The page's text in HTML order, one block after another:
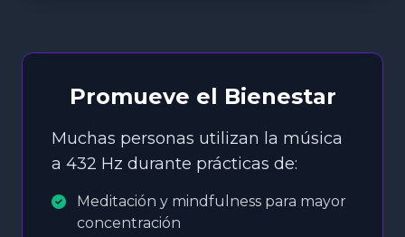
Promueve el Bienestar
Muchas personas utilizan la música
a 432 Hz durante prácticas de:
Meditación y mindfulness para mayor
concentración